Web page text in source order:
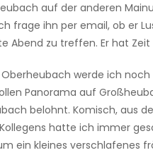
auf der anderen
frage ihn per email, ob er
Abend zu treffen. Er hat Zeit
Oberheubach werde ich
Panorama auf
belohnt. Komisch, aus
hatte ich immer
ein kleines verschlafenes